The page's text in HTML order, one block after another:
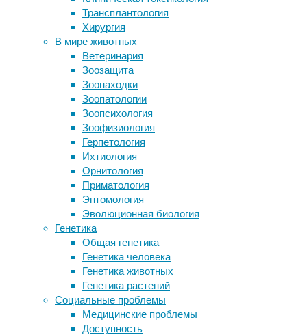
Трансплантология
Хирургия
В мире животных
Ветеринария
Зоозащита
Зоонаходки
Зоопатологии
Зоопсихология
Зоофизиология
Герпетология
Ихтиология
Орнитология
Приматология
Энтомология
Эволюционная биология
Генетика
Общая генетика
Генетика человека
Генетика животных
Генетика растений
Социальные проблемы
Медицинские проблемы
Доступность
Физики
реализовали
квантовое
вычислительное
устройство
сверхпроводниках
помощью
модульного
принципа,
разместив
плоской
четыре
отдельных
узла,
конфигурацию
можно
менять
ощущали приложенную лапками
силу
SpaceX доставит на МКС
смертельную бактерию
Сколько кофе на самом деле можно
пить при беременности?
Ученые впервые сумели объективно
диагностировать звон в ушах при
помощи ИИ
Следите за новостями